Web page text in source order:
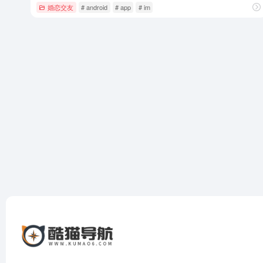
婚恋交友 # android # app # im